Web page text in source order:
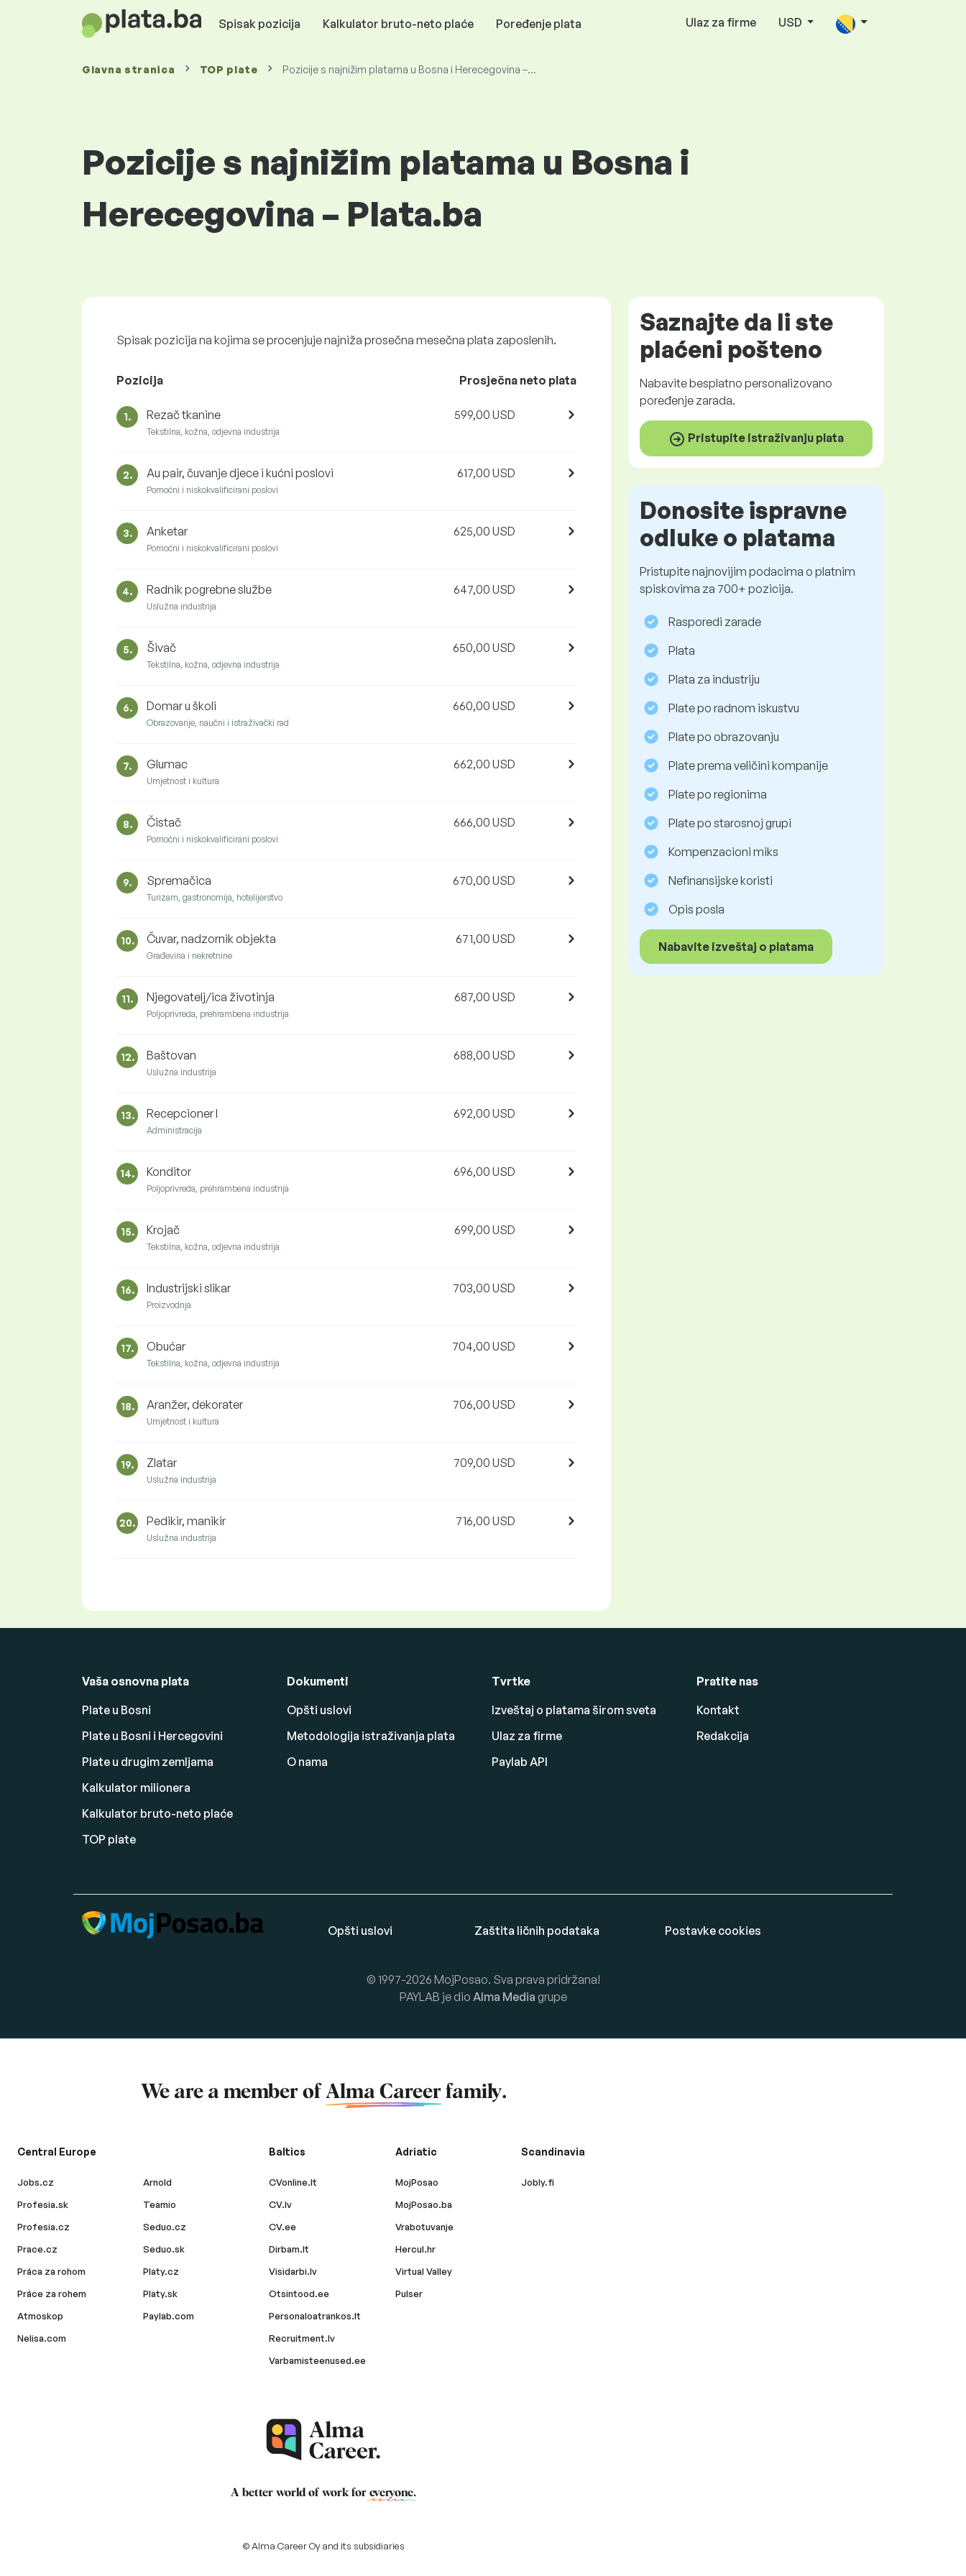
Spisak pozicija Kalkulator bruto-neto plaće Poređenje plata Ulaz za firme USD
Glavna stranica TOP plate Pozicije s najnižim platama u Bosna i Herecegovina –...
Pozicije s najnižim platama u Bosna i
Herecegovina – Plata.ba
Spisak pozicija na kojima se procenjuje najniža prosečna mesečna plata zaposlenih.
Pozicija Prosječna neto plata
1. Rezač tkanine
Tekstilna, kožna, odjevna industrija
599,00 USD
2. Au pair, čuvanje djece i kućni poslovi
Pomoćni i niskokvalificirani poslovi
617,00 USD
3. Anketar
Pomoćni i niskokvalificirani poslovi
625,00 USD
4. Radnik pogrebne službe
Uslužna industrija
647,00 USD
5. Šivač
Tekstilna, kožna, odjevna industrija
650,00 USD
6. Domar u školi
Obrazovanje, naučni i istraživački rad
660,00 USD
7. Glumac
Umjetnost i kultura
662,00 USD
8. Čistač
Pomoćni i niskokvalificirani poslovi
666,00 USD
9. Spremačica
Turizam, gastronomija, hotelijerstvo
670,00 USD
10. Čuvar, nadzornik objekta
Građevina i nekretnine
671,00 USD
11. Njegovatelj/ica životinja
Poljoprivreda, prehrambena industrija
687,00 USD
12. Baštovan
Uslužna industrija
688,00 USD
13. Recepcioner I
Administracija
692,00 USD
14. Konditor
Poljoprivreda, prehrambena industrija
696,00 USD
15. Krojač
Tekstilna, kožna, odjevna industrija
699,00 USD
16. Industrijski slikar
Proizvodnja
703,00 USD
17. Obućar
Tekstilna, kožna, odjevna industrija
704,00 USD
18. Aranžer, dekorater
Umjetnost i kultura
706,00 USD
19. Zlatar
Uslužna industrija
709,00 USD
20. Pedikir, manikir
Uslužna industrija
716,00 USD
Saznajte da li ste
plaćeni pošteno
Nabavitebesplatno personalizovano
poređenje zarada.
Pristupite istraživanju plata
Donosite ispravne
odluke o platama
Pristupite najnovijim podacima o platnim
spiskovima za 700+ pozicija.
Rasporedi zarade
Plata
Plata za industriju
Plate po radnom iskustvu
Plate po obrazovanju
Plate prema veličini kompanije
Plate po regionima
Plate po starosnoj grupi
Kompenzacioni miks
Nefinansijske koristi
Opis posla
Nabavite izveštaj o platama
Vaša osnovna plata
Plate u Bosni
Plate u Bosni i Hercegovini
Plate u drugim zemljama
Kalkulator milionera
Kalkulator bruto-neto plaće
TOP plate
Dokumenti
Opšti uslovi
Metodologija istraživanja plata
O nama
Tvrtke
Izveštaj o platama širom sveta
Ulaz za firme
Paylab API
Pratite nas
Kontakt
Redakcija
Opšti uslovi Zaštita ličnih podataka Postavke cookies
© 1997-2026 MojPosao. Sva prava pridržana!
PAYLAB je dio Alma Media grupe
We are a member of Alma Careerfamily.
Central Europe
Jobs.cz
Profesia.sk
Profesia.cz
Prace.cz
Práca za rohom
Práce za rohem
Atmoskop
Nelisa.com
Arnold
Teamio
Seduo.cz
Seduo.sk
Platy.cz
Platy.sk
Paylab.com
Baltics
CVonline.lt
CV.lv
CV.ee
Dirbam.lt
Visidarbi.lv
Otsintood.ee
Personaloatrankos.lt
Recruitment.lv
Varbamisteenused.ee
Adriatic
MojPosao
MojPosao.ba
Vrabotuvanje
Hercul.hr
Virtual Valley
Pulser
Scandinavia
Jobly.fi
A better world of work for everyone.
© Alma Career Oy and its subsidiaries